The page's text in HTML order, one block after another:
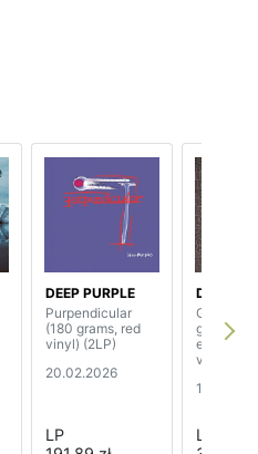
DEEP PURPLE
Purpendicular
(180 grams, red
vinyl) (2LP)
20.02.2026
LP
DEEP
Greatest
grams,
edition
vinyl)
LP